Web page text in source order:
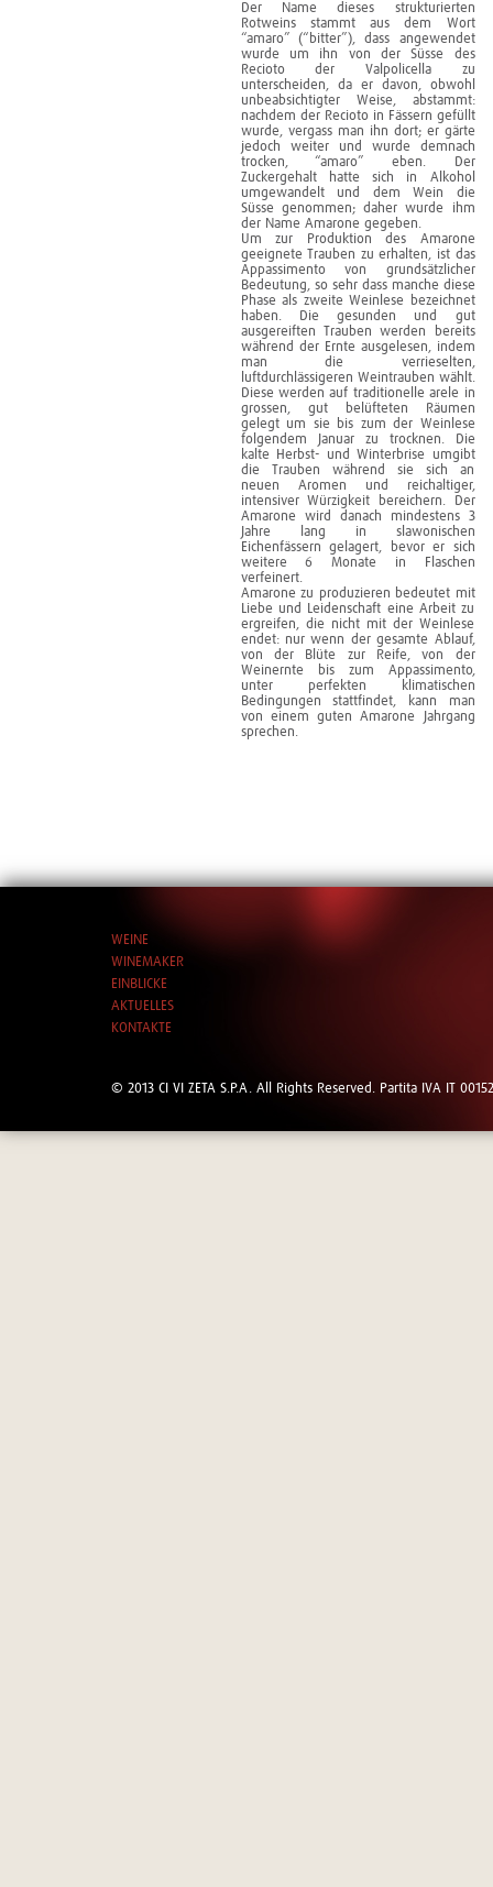
Der Name dieses strukturierten
Rotweins stammt aus dem Wort
“amaro” (“bitter”), dass angewendet
wurde um ihn von der Süsse des
Recioto der Valpolicella zu
unterscheiden, da er davon, obwohl
unbeabsichtigter Weise, abstammt:
nachdem der Recioto in Fässern gefüllt
wurde, vergass man ihn dort; er gärte
jedoch weiter und wurde demnach
trocken, “amaro” eben. Der
Zuckergehalt hatte sich in Alkohol
umgewandelt und dem Wein die
Süsse genommen; daher wurde ihm
der Name Amarone gegeben.
Um zur Produktion des Amarone
geeignete Trauben zu erhalten, ist das
Appassimento von grundsätzlicher
Bedeutung, so sehr dass manche diese
Phase als zweite Weinlese bezeichnet
haben. Die gesunden und gut
ausgereiften Trauben werden bereits
während der Ernte ausgelesen, indem
man die verrieselten,
luftdurchlässigeren Weintrauben wählt.
Diese werden auf traditionelle arele in
grossen, gut belüfteten Räumen
gelegt um sie bis zum der Weinlese
folgendem Januar zu trocknen. Die
kalte Herbst- und Winterbrise umgibt
die Trauben während sie sich an
neuen Aromen und reichaltiger,
intensiver Würzigkeit bereichern. Der
Amarone wird danach mindestens 3
Jahre lang in slawonischen
Eichenfässern gelagert, bevor er sich
weitere 6 Monate in Flaschen
verfeinert.
Amarone zu produzieren bedeutet mit
Liebe und Leidenschaft eine Arbeit zu
ergreifen, die nicht mit der Weinlese
endet: nur wenn der gesamte Ablauf,
von der Blüte zur Reife, von der
Weinernte bis zum Appassimento,
unter perfekten klimatischen
Bedingungen stattfindet, kann man
von einem guten Amarone Jahrgang
sprechen.
WEINE
WINEMAKER
EINBLICKE
AKTUELLES
KONTAKTE
© 2013 CI VI ZETA S.P.A. All Rights Reserved. Partita IVA IT